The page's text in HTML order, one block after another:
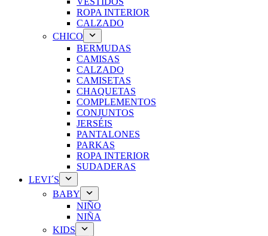
ROPA INTERIOR
CALZADO
CHICO
BERMUDAS
CAMISAS
CALZADO
CAMISETAS
CHAQUETAS
COMPLEMENTOS
CONJUNTOS
JERSÉIS
PANTALONES
PARKAS
ROPA INTERIOR
SUDADERAS
LEVI´S
BABY
NIÑO
NIÑA
KIDS